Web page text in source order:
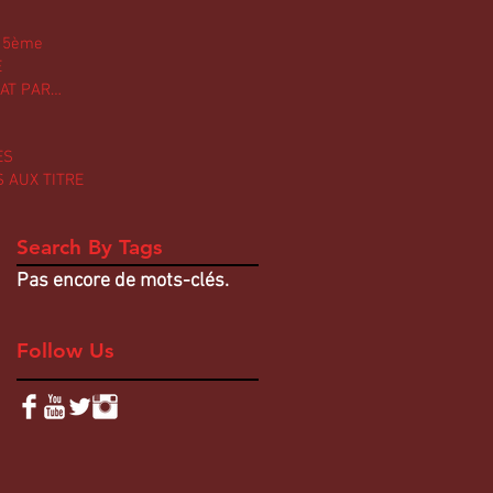
5ème
PAR
TITRES
Search By Tags
Pas encore de mots-clés.
Follow Us